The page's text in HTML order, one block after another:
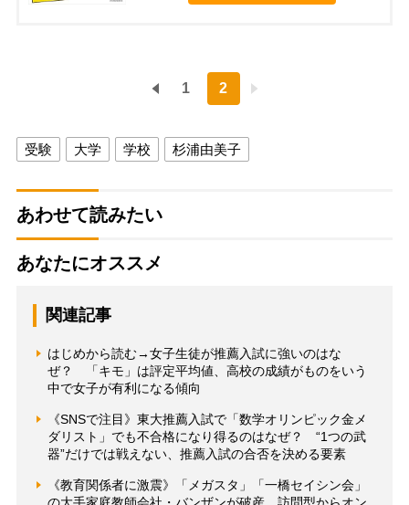
1 2
受験 大学 学校 杉浦由美子
あわせて読みたい
あなたにオススメ
関連記事
はじめから読む→女子生徒が推薦入試に強いのはな
ぜ？ 「キモ」は評定平均値、高校の成績がものをいう
中で女子が有利になる傾向
《SNSで注目》東大推薦入試で「数学オリンピック金メ
ダリスト」でも不合格になり得るのはなぜ？ “1つの武
器”だけでは戦えない、推薦入試の合否を決める要素
《教育関係者に激震》「メガスタ」「一橋セイシン会」
の大手家庭教師会社・バンザンが破産 訪問型からオン